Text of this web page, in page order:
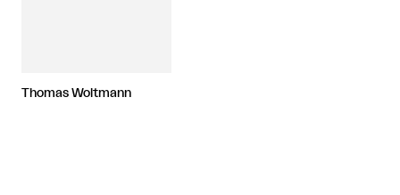
Thomas Woltmann